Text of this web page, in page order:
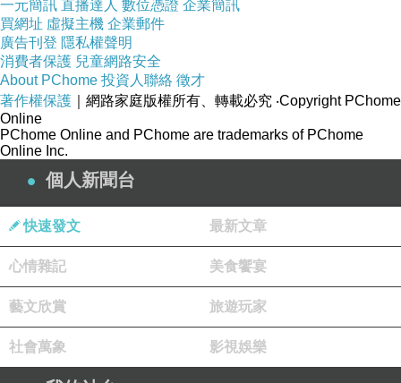
一元簡訊 直播達人 數位憑證 企業簡訊
買網址 虛擬主機 企業郵件
廣告刊登 隱私權聲明
消費者保護 兒童網路安全
About PChome 投資人聯絡 徵才
著作權保護 ｜網路家庭版權所有、轉載必究 ‧Copyright PChome
Online
PChome Online and PChome are trademarks of PChome
Online Inc.
個人新聞台
快速發文 最新文章
心情雜記 美食饗宴
藝文欣賞 旅遊玩家
社會萬象 影視娛樂